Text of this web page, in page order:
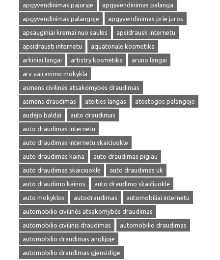
apgyvendinimas pajuryje
apgyvendinimas palanga
apgyvendinimas palangoje
apgyvendinimas prie juros
apsauginiai kremai nuo saules
apsidrausk internetu
apsidrausti internetu
aquatonale kosmetika
arkiniai langai
artistry kosmetika
aruno langai
arv vairavimo mokykla
asmens civilinės atsakomybės draudimas
asmens draudimas
ateities langas
atostogos palangoje
audėjo baldai
auto draudimas
auto draudimas internetu
auto draudimas internetu skaiciuokle
auto draudimas kaina
auto draudimas pigiau
auto draudimas skaiciuokle
auto draudimas uk
auto draudimo kainos
auto draudimo skaičiuoklė
auto mokyklos
autodraudimas
automobiliai internetu
automobilio civilinės atsakomybės draudimas
automobilio civilinis draudimas
automobilio draudimas
automobilio draudimas anglijoje
automobilio draudimas gjensidige